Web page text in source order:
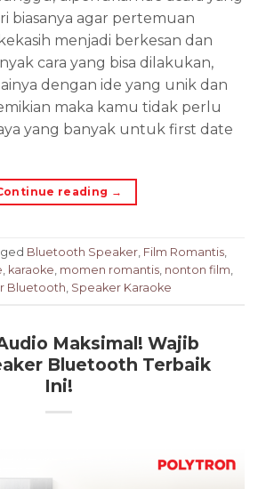
biasanya agar pertemuan
menjadi berkesan dan
cara yang bisa dilakukan,
dengan ide yang unik dan
maka kamu tidak perlu
yang banyak untuk first date
reading →
Bluetooth Speaker, Film Romantis,
, karaoke, momen romantis, nonton film,
Bluetooth, Speaker Karaoke
Maksimal! Wajib
Bluetooth Terbaik
Ini!